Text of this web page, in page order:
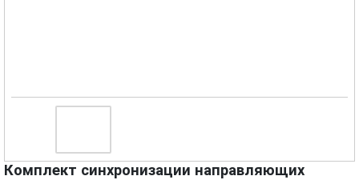
Комплект синхронизации направляющих